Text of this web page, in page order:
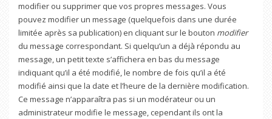
modifier ou supprimer que vos propres messages. Vous
pouvez modifier un message (quelquefois dans une durée
limitée après sa publication) en cliquant sur le bouton modifier
du message correspondant. Si quelqu’un a déjà répondu au
message, un petit texte s’affichera en bas du message
indiquant qu’il a été modifié, le nombre de fois qu’il a été
modifié ainsi que la date et l’heure de la dernière modification.
Ce message n’apparaîtra pas si un modérateur ou un
administrateur modifie le message, cependant ils ont la